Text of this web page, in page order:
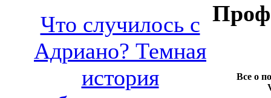
Что случилось с
Адриано? Темная
история
Все о